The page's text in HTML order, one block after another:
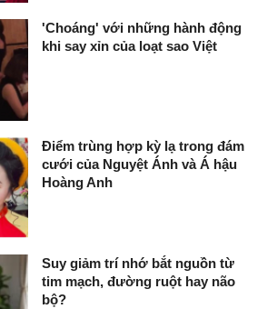
'Choáng' với những hành động
khi say xỉn của loạt sao Việt
Điểm trùng hợp kỳ lạ trong đám
cưới của Nguyệt Ánh và Á hậu
Hoàng Anh
Suy giảm trí nhớ bắt nguồn từ
tim mạch, đường ruột hay não
bộ?